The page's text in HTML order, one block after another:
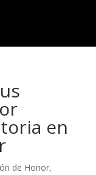
en
de Honor,